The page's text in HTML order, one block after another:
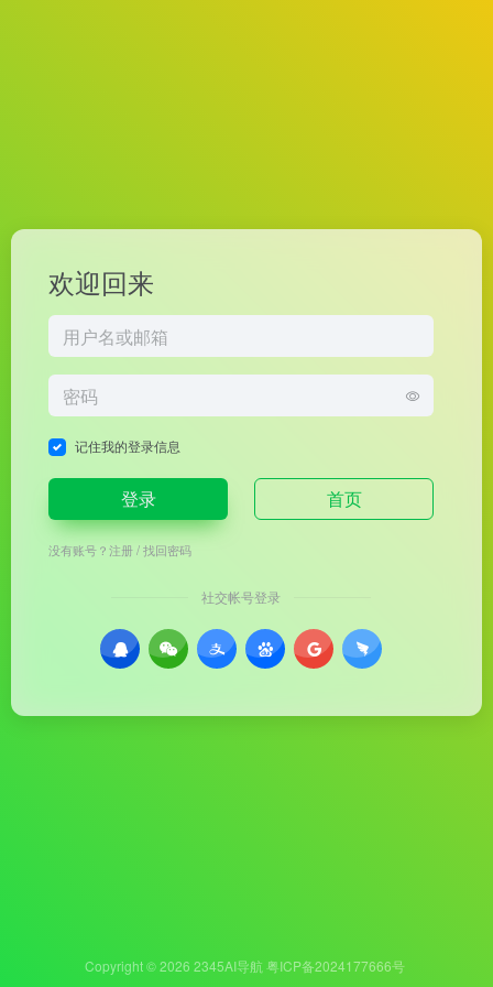
欢迎回来
记住我的登录信息
登录 首页
没有账号？注册/找回密码
社交帐号登录
Copyright © 2026 2345AI导航 粤ICP备2024177666号